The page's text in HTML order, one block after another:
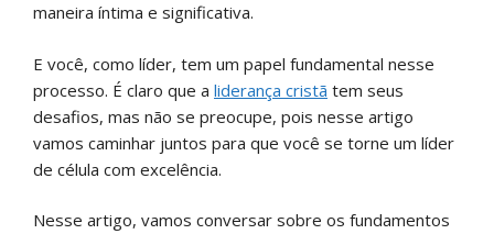
maneira íntima e significativa.
E você, como líder, tem um papel fundamental nesse
processo. É claro que a liderança cristã tem seus
desafios, mas não se preocupe, pois nesse artigo
vamos caminhar juntos para que você se torne um líder
de célula com excelência.
Nesse artigo, vamos conversar sobre os fundamentos